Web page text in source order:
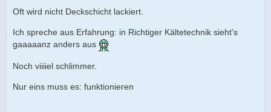
Oft wird nicht Deckschicht lackiert.
Ich spreche aus Erfahrung: in Richtiger Kältetechnik sieht's
gaaaaanz anders aus
Noch viiiiel schlimmer.
Nur eins muss es: funktionieren